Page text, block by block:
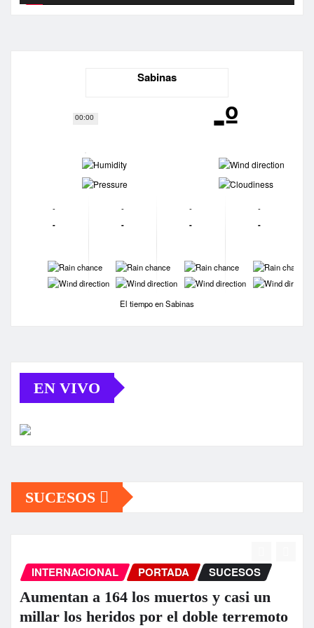
00:00
Sabinas
-º
-
-
-
-
-
-
-
-
-
-
-
-
-
-
-
-
-
-
-
-
El tiempo en Sabinas
EN VIVO
SUCESOS
INTERNACIONAL PORTADA SUCESOS
Aumentan a 164 los muertos y casi un
millar los heridos por el doble terremoto